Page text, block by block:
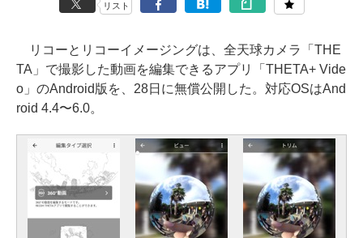
リスト
リコーとリコーイメージングは、全天球カメラ「THE
TA」で撮影した動画を編集できるアプリ「THETA+ Vide
o」のAndroid版を、28日に無償公開した。対応OSはAnd
roid 4.4〜6.0。